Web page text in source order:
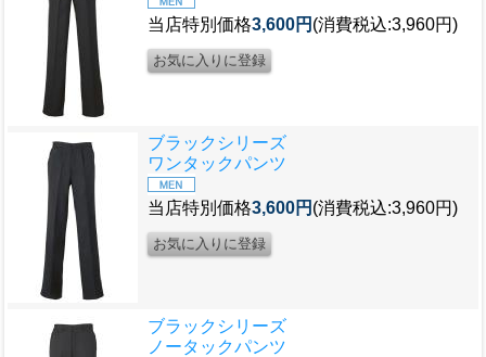
当店特別価格3,600円 (消費税込:3,960円)
ブラックシリーズ
ワンタックパンツ
当店特別価格3,600円 (消費税込:3,960円)
ブラックシリーズ
ノータックパンツ